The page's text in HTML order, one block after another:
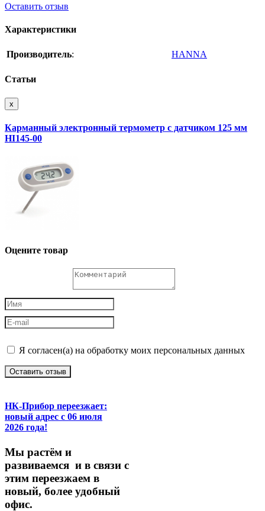
Оставить отзыв
Характеристики
Производитель: HANNA
Статьи
x
Карманный электронный термометр с датчиком 125 мм
HI145-00
Оцените товар
Я согласен(а) на обработку моих персональных данных
Оставить отзыв
НК-Прибор переезжает:
новый адрес с 06 июля
2026 года!
Мы растём и
развиваемся и в связи с
этим переезжаем в
новый, более удобный
офис.